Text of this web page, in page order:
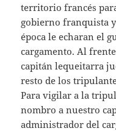
territorio francés
gobierno franquista
época le echaran el
cargamento. Al
capitán lequeitarra
resto de los
Para vigilar a la
nombro a nuestro
administrador del